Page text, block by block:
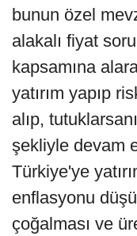
bunun özel
alakalı fiyat
kapsamına
yatırım yapıp
alıp,
şekliyle devam
Türkiye'ye
enflasyonu
çoğalması ve